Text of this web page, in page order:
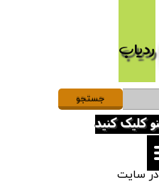
ردیاب
سایت
کلیک کنید
جستجو